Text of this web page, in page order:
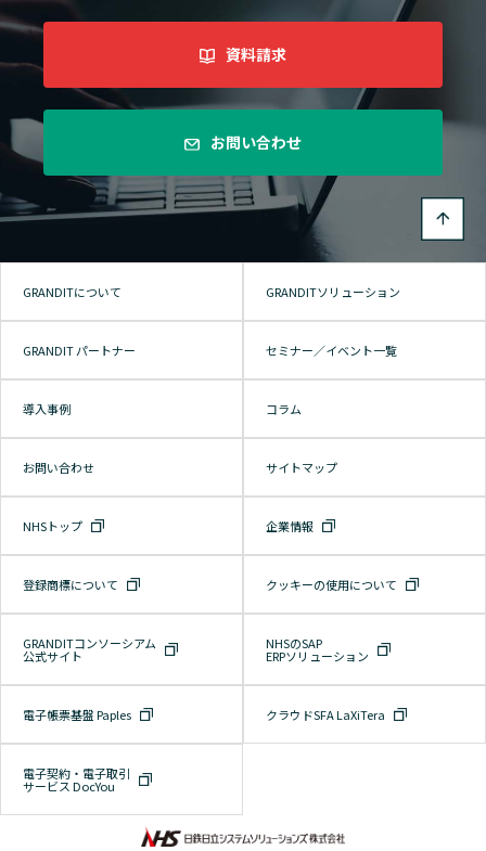
資料請求
お問い合わせ
GRANDITについて GRANDITソリューション
GRANDIT パートナー セミナー／イベント一覧
導入事例 コラム
お問い合わせ サイトマップ
NHSトップ 企業情報
登録商標について クッキーの使用について
GRANDITコンソーシアム
公式サイト
NHSのSAP
ERPソリューション
電子帳票基盤 Paples クラウドSFA LaXiTera
電子契約・電子取引
サービス DocYou